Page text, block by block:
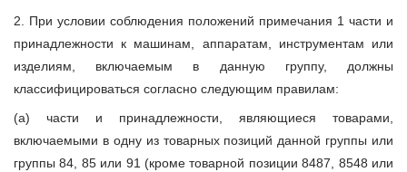
2. При условии соблюдения положений примечания 1 части и
принадлежности к машинам, аппаратам, инструментам или
изделиям, включаемым в данную группу, должны
классифицироваться согласно следующим правилам:
(а) части и принадлежности, являющиеся товарами,
включаемыми в одну из товарных позиций данной группы или
группы 84, 85 или 91 (кроме товарной позиции 8487, 8548 или